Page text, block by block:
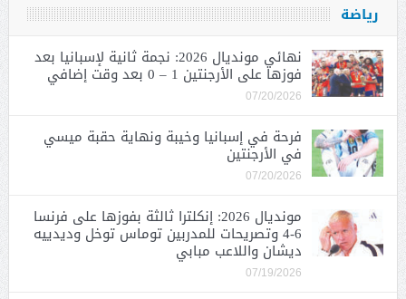
رياضة
نهائي مونديال 2026: نجمة ثانية لإسبانيا بعد
فوزها على الأرجنتين 1 – 0 بعد وقت إضافي
07/20/2026
فرحة في إسبانيا وخيبة ونهاية حقبة ميسي
في الأرجنتين
07/20/2026
مونديال 2026: إنكلترا ثالثة بفوزها على فرنسا
6-4 وتصريحات للمدربين توماس توخل وديدييه
ديشان واللاعب مبابي
07/19/2026